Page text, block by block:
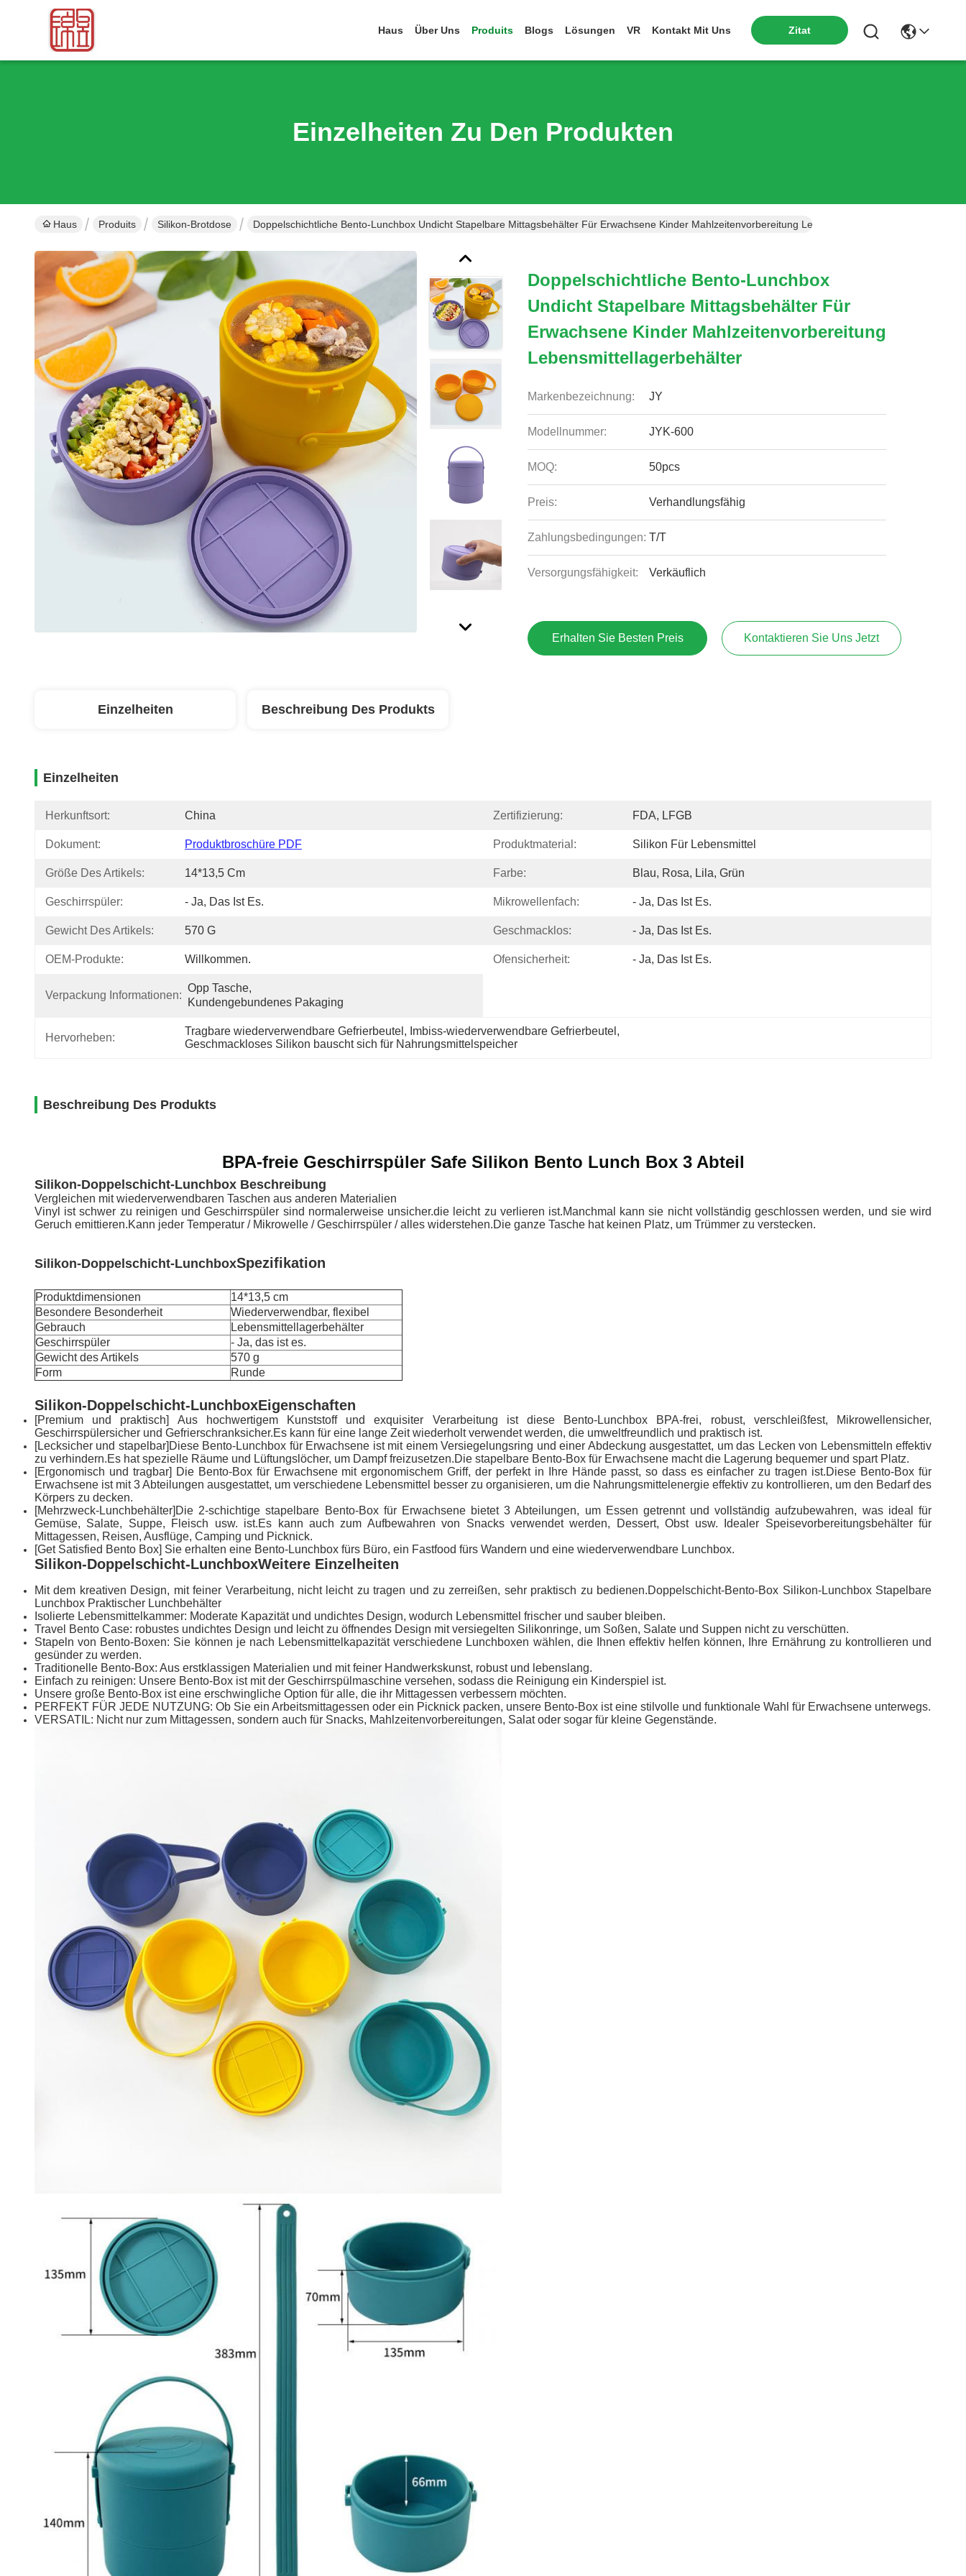
Haus Über Uns Produits Blogs Lösungen VR Kontakt Mit Uns Zitat
Einzelheiten Zu Den Produkten
Haus Produits Silikon-Brotdose Doppelschichtliche Bento-Lunchbox Undicht Stapelbare Mittagsbehälter Für Erwachsene Kinder Mahlzeitenvorbereitung Lebensmittellagerbehälter
Doppelschichtliche Bento-Lunchbox
Undicht Stapelbare Mittagsbehälter Für
Erwachsene Kinder Mahlzeitenvorbereitung
Lebensmittellagerbehälter
Markenbezeichnung: JY
Modellnummer: JYK-600
MOQ: 50pcs
Preis: Verhandlungsfähig
Zahlungsbedingungen: T/T
Versorgungsfähigkeit: Verkäuflich
Erhalten Sie Besten Preis Kontaktieren Sie Uns Jetzt
Einzelheiten Beschreibung Des Produkts
Einzelheiten
Herkunftsort: China Zertifizierung: FDA, LFGB
Dokument: Produktbroschüre PDF Produktmaterial: Silikon Für Lebensmittel
Größe Des Artikels: 14*13,5 Cm Farbe: Blau, Rosa, Lila, Grün
Geschirrspüler: - Ja, Das Ist Es. Mikrowellenfach: - Ja, Das Ist Es.
Gewicht Des Artikels: 570 G Geschmacklos: - Ja, Das Ist Es.
OEM-Produkte: Willkommen. Ofensicherheit: - Ja, Das Ist Es.
Verpackung Informationen:
Opp Tasche,
Kundengebundenes Pakaging
Hervorheben:
Tragbare wiederverwendbare Gefrierbeutel , Imbiss-wiederverwendbare Gefrierbeutel ,
Geschmackloses Silikon bauscht sich für Nahrungsmittelspeicher
Beschreibung Des Produkts
BPA-freie Geschirrspüler Safe Silikon Bento Lunch Box 3 Abteil
Silikon-Doppelschicht-Lunchbox Beschreibung
Vergleichen mit wiederverwendbaren Taschen aus anderen Materialien
Vinyl ist schwer zu reinigen und Geschirrspüler sind normalerweise unsicher.die leicht zu verlieren ist.Manchmal kann sie nicht vollständig geschlossen werden, und sie wird
Geruch emittieren.Kann jeder Temperatur / Mikrowelle / Geschirrspüler / alles widerstehen.Die ganze Tasche hat keinen Platz, um Trümmer zu verstecken.
Silikon-Doppelschicht-LunchboxSpezifikation
Produktdimensionen
14*13,5 cm
Besondere Besonderheit
Wiederverwendbar, flexibel
Gebrauch
Lebensmittellagerbehälter
Geschirrspüler
- Ja, das ist es.
Gewicht des Artikels
570 g
Form
Runde
Silikon-Doppelschicht-LunchboxEigenschaften
[Premium und praktisch] Aus hochwertigem Kunststoff und exquisiter Verarbeitung ist diese Bento-Lunchbox BPA-frei, robust, verschleißfest, Mikrowellensicher,
Geschirrspülersicher und Gefrierschranksicher.Es kann für eine lange Zeit wiederholt verwendet werden, die umweltfreundlich und praktisch ist.
[Lecksicher und stapelbar]Diese Bento-Lunchbox für Erwachsene ist mit einem Versiegelungsring und einer Abdeckung ausgestattet, um das Lecken von Lebensmitteln effektiv
zu verhindern.Es hat spezielle Räume und Lüftungslöcher, um Dampf freizusetzen.Die stapelbare Bento-Box für Erwachsene macht die Lagerung bequemer und spart Platz.
[Ergonomisch und tragbar] Die Bento-Box für Erwachsene mit ergonomischem Griff, der perfekt in Ihre Hände passt, so dass es einfacher zu tragen ist.Diese Bento-Box für
Erwachsene ist mit 3 Abteilungen ausgestattet, um verschiedene Lebensmittel besser zu organisieren, um die Nahrungsmittelenergie effektiv zu kontrollieren, um den Bedarf des
Körpers zu decken.
[Mehrzweck-Lunchbehälter]Die 2-schichtige stapelbare Bento-Box für Erwachsene bietet 3 Abteilungen, um Essen getrennt und vollständig aufzubewahren, was ideal für
Gemüse, Salate, Suppe, Fleisch usw. ist.Es kann auch zum Aufbewahren von Snacks verwendet werden, Dessert, Obst usw. Idealer Speisevorbereitungsbehälter für
Mittagessen, Reisen, Ausflüge, Camping und Picknick.
[Get Satisfied Bento Box] Sie erhalten eine Bento-Lunchbox fürs Büro, ein Fastfood fürs Wandern und eine wiederverwendbare Lunchbox.
Silikon-Doppelschicht-LunchboxWeitere Einzelheiten
Mit dem kreativen Design, mit feiner Verarbeitung, nicht leicht zu tragen und zu zerreißen, sehr praktisch zu bedienen.Doppelschicht-Bento-Box Silikon-Lunchbox Stapelbare
Lunchbox Praktischer Lunchbehälter
Isolierte Lebensmittelkammer: Moderate Kapazität und undichtes Design, wodurch Lebensmittel frischer und sauber bleiben.
Travel Bento Case: robustes undichtes Design und leicht zu öffnendes Design mit versiegelten Silikonringe, um Soßen, Salate und Suppen nicht zu verschütten.
Stapeln von Bento-Boxen: Sie können je nach Lebensmittelkapazität verschiedene Lunchboxen wählen, die Ihnen effektiv helfen können, Ihre Ernährung zu kontrollieren und
gesünder zu werden.
Traditionelle Bento-Box: Aus erstklassigen Materialien und mit feiner Handwerkskunst, robust und lebenslang.
Einfach zu reinigen: Unsere Bento-Box ist mit der Geschirrspülmaschine versehen, sodass die Reinigung ein Kinderspiel ist.
Unsere große Bento-Box ist eine erschwingliche Option für alle, die ihr Mittagessen verbessern möchten.
PERFEKT FÜR JEDE NUTZUNG: Ob Sie ein Arbeitsmittagessen oder ein Picknick packen, unsere Bento-Box ist eine stilvolle und funktionale Wahl für Erwachsene unterwegs.
VERSATIL: Nicht nur zum Mittagessen, sondern auch für Snacks, Mahlzeitenvorbereitungen, Salat oder sogar für kleine Gegenstände.